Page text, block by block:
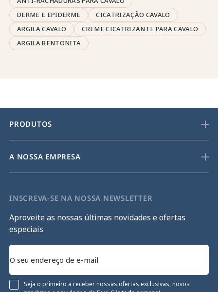
DERME E EPIDERME
CICATRIZAÇÃO CAVALO
ARGILA CAVALO
CREME CICATRIZANTE PARA CAVALO
ARGILA BENTONITA
PRODUTOS
A NOSSA EMPRESA
INSCREVA-SE NA NOSSA NEWSLETTER
Aproveite as nossas últimas novidades e ofertas
especiais
Seja o primeiro a receber nossas ofertas exclusivas, novos